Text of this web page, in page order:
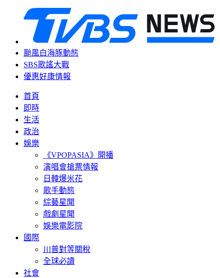
颱風白海豚動態
SBS歌謠大戰
優惠好康情報
首頁
即時
生活
政治
娛樂
《VPOPASIA》開播
演唱會搶票情報
日韓爆米花
歌手動態
綜藝星聞
戲劇星聞
娛樂電影院
國際
川普對等關稅
全球必讀
社會